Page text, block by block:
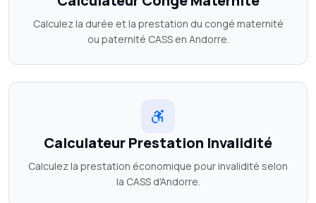
Calculez la durée et la prestation du congé maternité
ou paternité CASS en Andorre.
Calculateur Prestation Invalidité
Calculez la prestation économique pour invalidité selon
la CASS d'Andorre.